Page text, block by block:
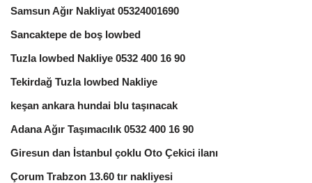
Samsun Ağır Nakliyat 05324001690
Sancaktepe de boş lowbed
Tuzla lowbed Nakliye 0532 400 16 90
Tekirdağ Tuzla lowbed Nakliye
keşan ankara hundai blu taşınacak
Adana Ağır Taşımacılık 0532 400 16 90
Giresun dan İstanbul çoklu Oto Çekici ilanı
Çorum Trabzon 13.60 tır nakliyesi